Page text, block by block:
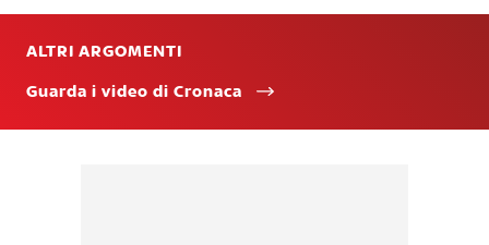
ALTRI ARGOMENTI
Guarda i video di Cronaca